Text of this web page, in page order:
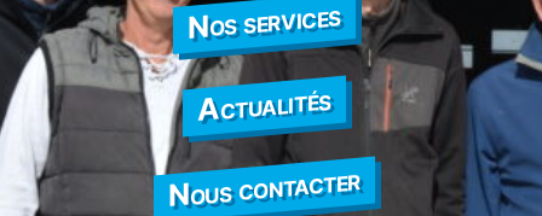
Nos services
Actualités
Nous contacter